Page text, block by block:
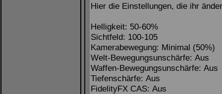
Hier die Einstellungen, die ihr
Helligkeit: 50-60%
Sichtfeld: 100-105
Kamerabewegung: Minimal (50%)
Welt-Bewegungsunschärfe: Aus
Waffen-Bewegungsunschärfe: Aus
Tiefenschärfe: Aus
FidelityFX CAS: Aus